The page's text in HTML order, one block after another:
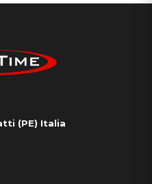
(PE) Italia